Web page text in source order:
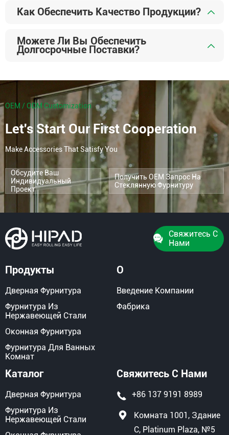
Как Обеспечить Качество Продукции?
Можете Ли Вы Обеспечить
Долгосрочные Поставки?
OEM / ODM Customization
Let's Start Our First Cooperation
Make Accessories That Satisfy You
Обсудите Ваш
Индивидуальный
Проект
Получить OEM Запрос На
Стеклянную Фурнитуру
Свяжитесь С
Нами
Продукты
Дверная Фурнитура
Фурнитура Из
Нержавеющей Стали
Оконная Фурнитура
Фурнитура Для Ванных
Комнат
О
Введение Компании
Фабрика
Каталог
Дверная Фурнитура
Фурнитура Из
Нержавеющей Стали
Свяжитесь С Нами
+86 137 9191 8989
Комната 1001, Здание
C, Platinum Plaza, №5